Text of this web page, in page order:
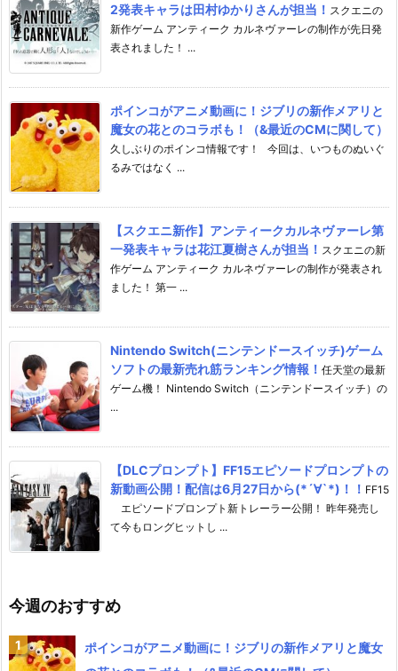
2発表キャラは田村ゆかりさんが担当！ スクエニの
新作ゲーム アンティーク カルネヴァーレの制作が先日発
表されました！ ...
ポインコがアニメ動画に！ジブリの新作メアリと
魔女の花とのコラボも！（&最近のCMに関して）
久しぶりのポインコ情報です！ 今回は、いつものぬいぐ
るみではなく ...
【スクエニ新作】アンティークカルネヴァーレ第
一発表キャラは花江夏樹さんが担当！ スクエニの新
作ゲーム アンティーク カルネヴァーレの制作が発表され
ました！ 第一 ...
Nintendo Switch(ニンテンドースイッチ)ゲーム
ソフトの最新売れ筋ランキング情報！ 任天堂の最新
ゲーム機！ Nintendo Switch（ニンテンドースイッチ）の
...
【DLCプロンプト】FF15エピソードプロンプトの
新動画公開！配信は6月27日から(*´∀`*)！！ FF15
エピソードプロンプト新トレーラー公開！ 昨年発売し
て今もロングヒットし ...
今週のおすすめ
ポインコがアニメ動画に！ジブリの新作メアリと魔女